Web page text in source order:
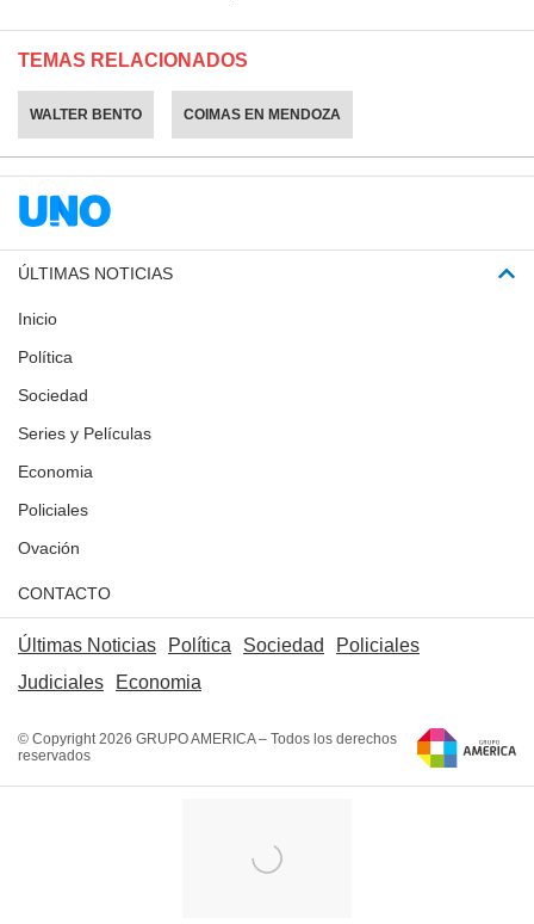
TEMAS RELACIONADOS
WALTER BENTO COIMAS EN MENDOZA
ÚLTIMAS NOTICIAS
Inicio
Política
Sociedad
Series y Películas
Economia
Policiales
Ovación
CONTACTO
Últimas Noticias Política Sociedad
Policiales
Judiciales
Economia
© Copyright 2026 GRUPO AMERICA – Todos los derechos
reservados